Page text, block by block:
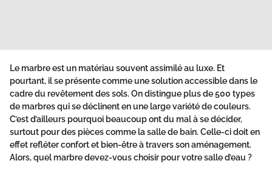
Le marbre est un matériau souvent assimilé au luxe. Et
pourtant, il se présente comme une solution accessible dans le
cadre du revêtement des sols. On distingue plus de 500 types
de marbres qui se déclinent en une large variété de couleurs.
C’est d’ailleurs pourquoi beaucoup ont du mal à se décider,
surtout pour des pièces comme la salle de bain. Celle-ci doit en
effet refléter confort et bien-être à travers son aménagement.
Alors, quel marbre devez-vous choisir pour votre salle d’eau ?